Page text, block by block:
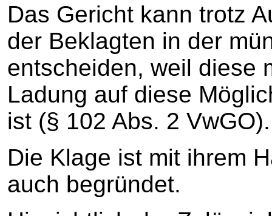
Das Gericht kann trotz
der Beklagten in der
entscheiden, weil diese
Ladung auf diese
ist (§ 102 Abs. 2 VwGO).
Die Klage ist mit ihrem
auch begründet.